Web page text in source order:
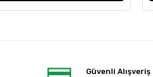
Güvenli Alışveriş